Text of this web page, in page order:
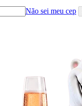
Não sei meu cep